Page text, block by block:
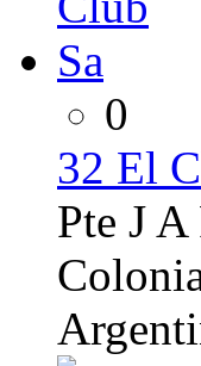
0
32 El
Pte J A